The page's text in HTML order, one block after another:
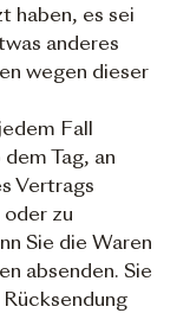
haben, es sei
anderes
wegen dieser
Fall
Tag, an
Vertrags
oder zu
Sie die Waren
absenden. Sie